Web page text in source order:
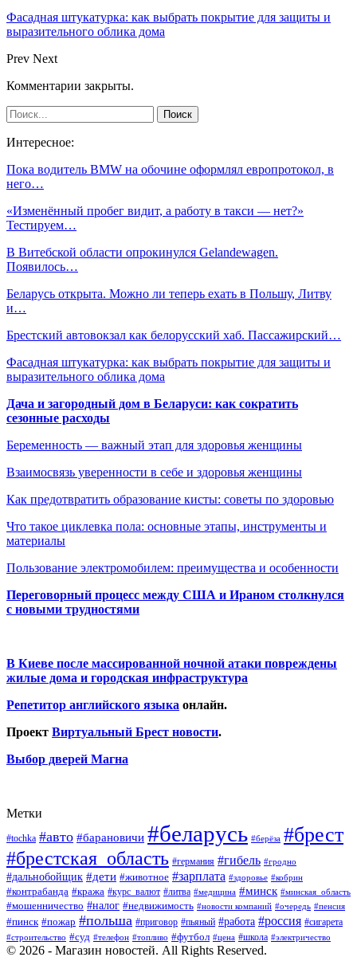
Фасадная штукатурка: как выбрать покрытие для защиты и
выразительного облика дома
Prev Next
Комментарии закрыты.
Интересное:
Пока водитель BMW на обочине оформлял европротокол, в
него…
«Изменённый пробег видит, а работу в такси — нет?»
Тестируем…
В Витебской области опрокинулся Gelandewagen.
Появилось…
Беларусь открыта. Можно ли теперь ехать в Польшу, Литву
и…
Брестский автовокзал как белорусский хаб. Пассажирский…
Фасадная штукатурка: как выбрать покрытие для защиты и
выразительного облика дома
Дача и загородный дом в Беларуси: как сократить
сезонные расходы
Беременность — важный этап для здоровья женщины
Взаимосвязь уверенности в себе и здоровья женщины
Как предотвратить образование кисты: советы по здоровью
Что такое циклевка пола: основные этапы, инструменты и
материалы
Пользование электромобилем: преимущества и особенности
Переговорный процесс между США и Ираном столкнулся
с новыми трудностями
В Киеве после массированной ночной атаки повреждены
жилые дома и городская инфраструктура
Репетитор английского языка онлайн.
Проект Виртуальный Брест новости.
Выбор дверей Магна
Метки
#tochka #авто #барановичи #беларусь #берёза #брест
#брестская_область #германия #гибель #гродно
#дальнобойщик #дети #животное #зарплата #здоровье #кобрин
#контрабанда #кража #курс_валют #литва #медицина #минск #минская_область
#мошенничество #налог #недвижимость #новости компаний #очередь #пенсия
#пинск #пожар #польша #приговор #пьяный #работа #россия #сигарета
#строительство #суд #телефон #топливо #футбол #цена #школа #электричество
© 2026 - Магазин новостей. All Rights Reserved.